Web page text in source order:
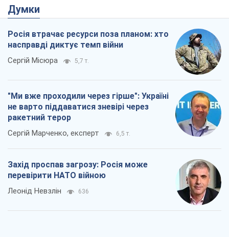
Думки
Росія втрачає ресурси поза планом: хто
насправді диктує темп війни
Сергій Місюра 5,7 т.
"Ми вже проходили через гірше": Україні
не варто піддаватися зневірі через
ракетний терор
Сергій Марченко, експерт 6,5 т.
Захід проспав загрозу: Росія може
перевірити НАТО війною
Леонід Невзлін 636